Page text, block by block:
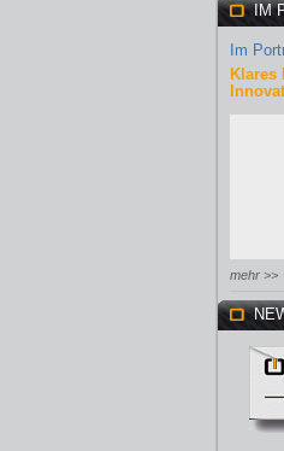
IM
Im
Klares
mehr >>